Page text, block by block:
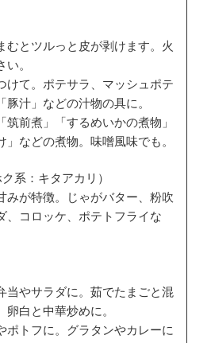
むとツルっと皮が剥けます。火
。
けて。ポテサラ、マッシュポテ
豚汁」などの汁物の具に。
筑前煮」「するめいかの煮物」
」などの煮物。味噌風味でも。
系：キタアカリ）
みが特徴。じゃがバター、粉吹
、コロッケ、ポテトフライな
当やサラダに。茹でたまごと混
白と中華炒めに。
ポトフに。グラタンやカレーに